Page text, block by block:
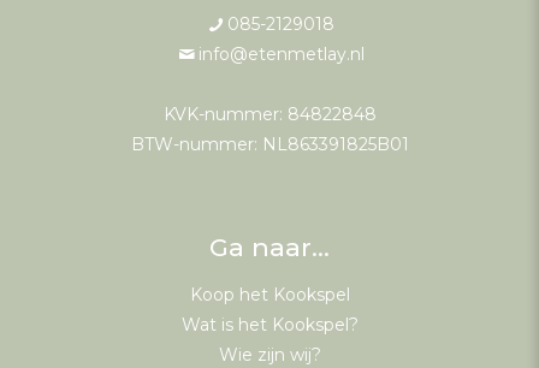
085-2129018
info@etenmetlay.nl
KVK-nummer: 84822848
BTW-nummer: NL863391825B01
Ga naar…
Koop het Kookspel
Wat is het Kookspel?
Wie zijn wij?